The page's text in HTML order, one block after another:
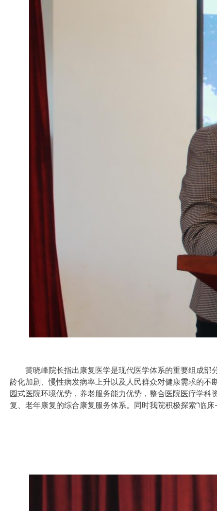
黄晓峰院长指出康复医学是现代医学体系的重要组成部
龄化加剧、慢性病发病率上升以及人民群众对健康需求的
园式医院环境优势，养老服务能力优势，整合医院医疗学
复、老年康复的综合康复服务体系。同时我院积极探索“临